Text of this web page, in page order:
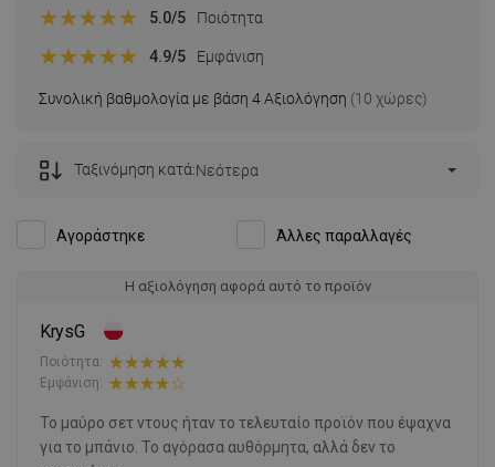
Συνολική βαθμολογία με βάση 4 Αξιολόγηση (10 χώρες)
5.0/5 Ποιότητα
4.9/5 Εμφάνιση
Αγοράστηκε Άλλες παραλλαγές
Ταξινόμηση κατά:Νεότερα
Η αξιολόγηση αφορά αυτό το προϊόν
KrysG
Ποιότητα:
Εμφάνιση:
Το μαύρο σετ ντους ήταν το τελευταίο προϊόν που έψαχνα
για το μπάνιο. Το αγόρασα αυθόρμητα, αλλά δεν το